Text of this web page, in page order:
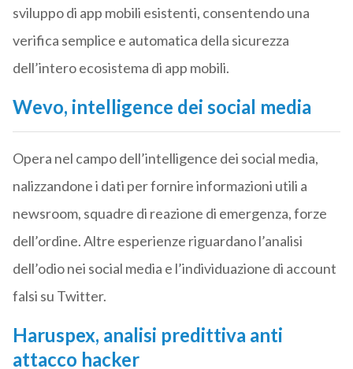
sviluppo di app mobili esistenti, consentendo una
verifica semplice e automatica della sicurezza
dell’intero ecosistema di app mobili.
Wevo, intelligence dei social media
Opera nel campo dell’intelligence dei social media,
nalizzandone i dati per fornire informazioni utili a
newsroom, squadre di reazione di emergenza, forze
dell’ordine. Altre esperienze riguardano l’analisi
dell’odio nei social media e l’individuazione di account
falsi su Twitter.
Haruspex, analisi predittiva anti
attacco hacker